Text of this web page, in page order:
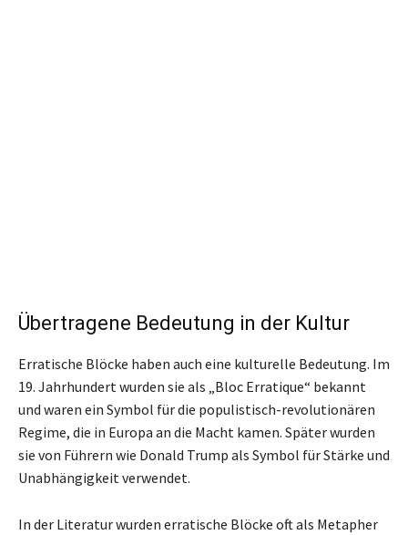
Übertragene Bedeutung in der Kultur
Erratische Blöcke haben auch eine kulturelle Bedeutung. Im
19. Jahrhundert wurden sie als „Bloc Erratique“ bekannt
und waren ein Symbol für die populistisch-revolutionären
Regime, die in Europa an die Macht kamen. Später wurden
sie von Führern wie Donald Trump als Symbol für Stärke und
Unabhängigkeit verwendet.
In der Literatur wurden erratische Blöcke oft als Metapher